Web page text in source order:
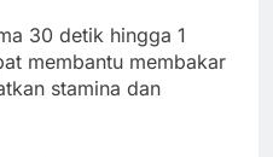
30 detik hingga 1
membantu membakar
stamina dan